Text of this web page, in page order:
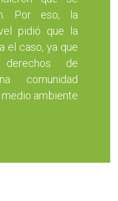
Por eso, la
pidió que la
el caso, ya que
de
comunidad
ambiente